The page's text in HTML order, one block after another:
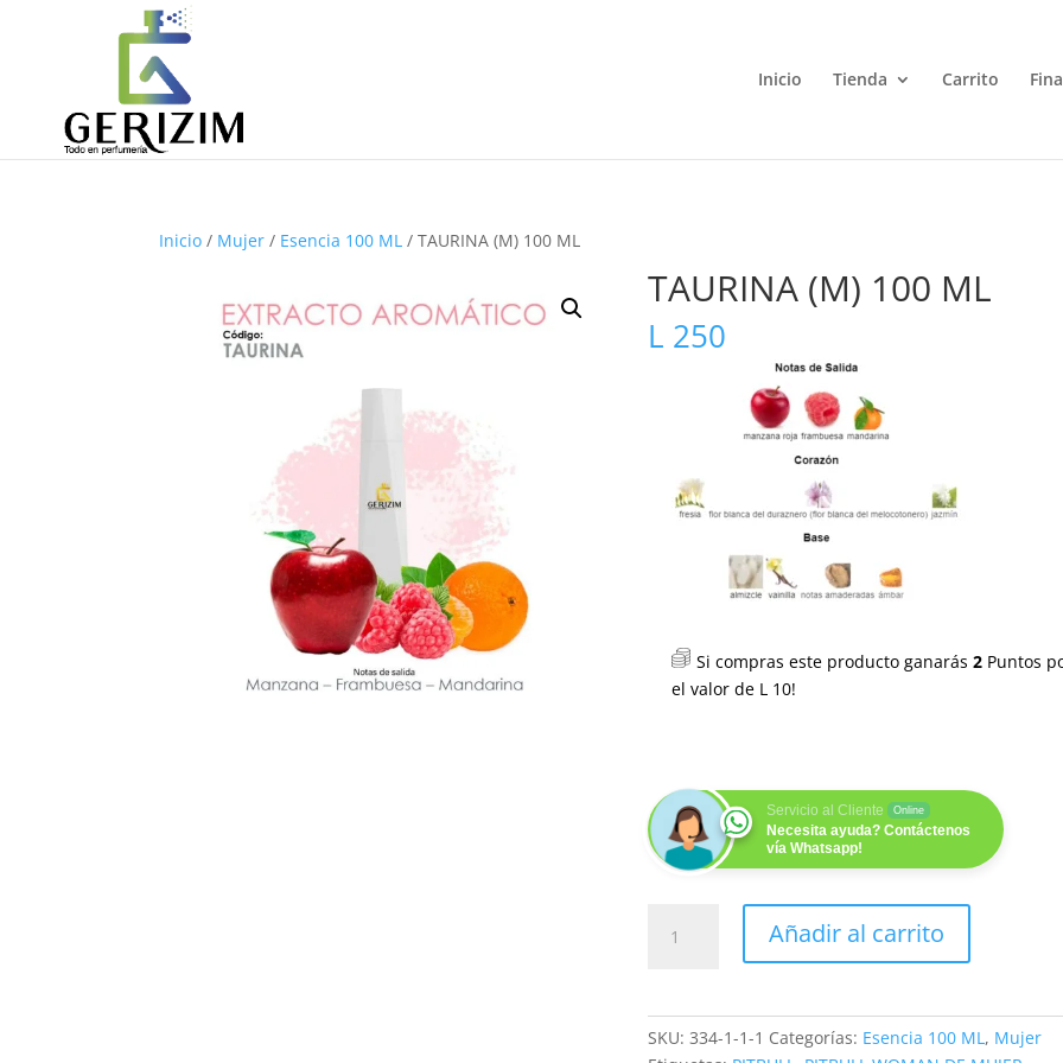
Inicio Tienda Carrito
Inicio / Mujer / Esencia 100 ML / TAURINA (M) 100 ML
TAURINA (M) 100 ML
L 250
Si compras este producto ganarás2 Puntos
el valor de L 10!
Servicio al Cliente Online
Necesita ayuda? Contáctenos
vía Whatsapp!
Añadir al carrito
SKU:334-1-1-1 Categorías: Esencia 100 ML, Mujer